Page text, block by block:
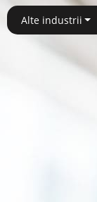
Alte industrii